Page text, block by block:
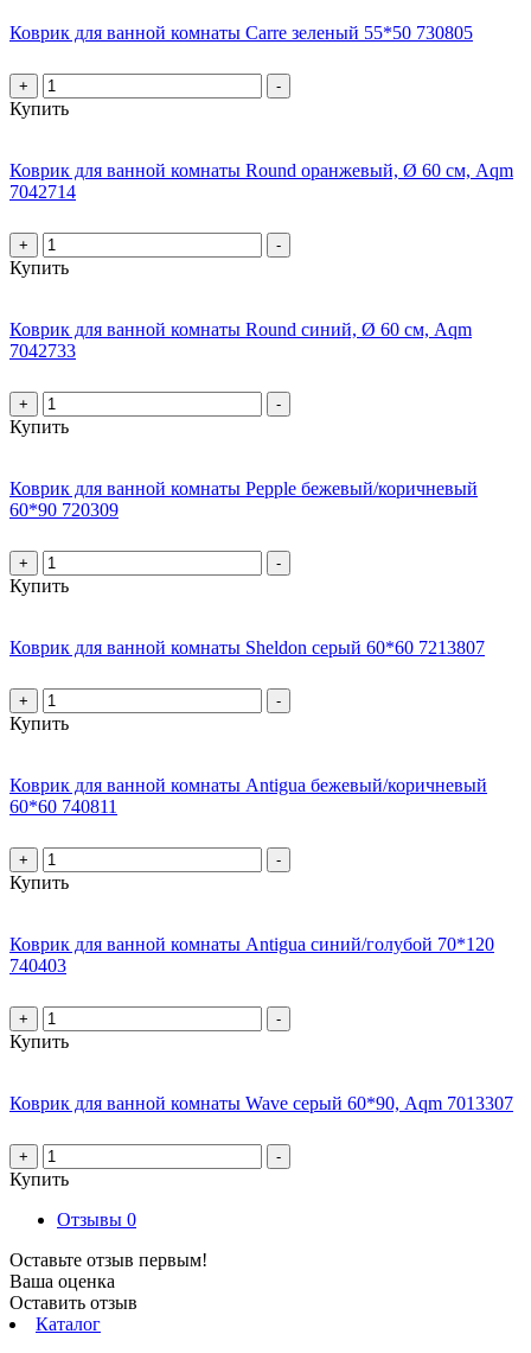
Коврик для ванной комнаты Carre зеленый 55*50 730805
+ -
Купить
Коврик для ванной комнаты Round оранжевый, Ø 60 см, Aqm
7042714
+ -
Купить
Коврик для ванной комнаты Round синий, Ø 60 см, Aqm
7042733
+ -
Купить
Коврик для ванной комнаты Pepple бежевый/коричневый
60*90 720309
+ -
Купить
Коврик для ванной комнаты Sheldon серый 60*60 7213807
+ -
Купить
Коврик для ванной комнаты Antigua бежевый/коричневый
60*60 740811
+ -
Купить
Коврик для ванной комнаты Antigua синий/голубой 70*120
740403
+ -
Купить
Коврик для ванной комнаты Wave серый 60*90, Aqm 7013307
+ -
Купить
Отзывы 0
Оставьте отзыв первым!
Ваша оценка
Оставить отзыв
Каталог